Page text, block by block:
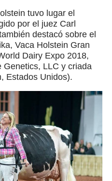
tuvo lugar el
por el juez Carl
destacó sobre el
Vaca Holstein Gran
Dairy Expo 2018,
Genetics, LLC y criada
Estados Unidos).